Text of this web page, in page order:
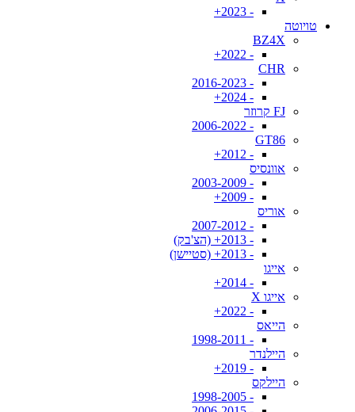
- 2023+
טויוטה
BZ4X
- 2022+
CHR
- 2016-2023
- 2024+
FJ קרוזר
- 2006-2022
GT86
- 2012+
אוונסיס
- 2003-2009
- 2009+
אוריס
- 2007-2012
- 2013+ (הצ'בק)
- 2013+ (סטיישן)
אייגו
- 2014+
אייגו X
- 2022+
הייאס
- 1998-2011
היילנדר
- 2019+
היילקס
- 1998-2005